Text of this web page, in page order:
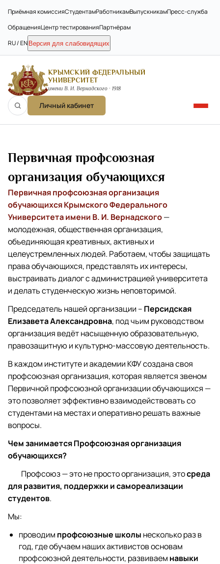
Приёмная комиссияСтудентамРаботникамВыпускникамПресс-служба
ОбращенияЦентр тестированияПартнёрам
RU / EN Версия для слабовидящих
КРЫМСКИЙ ФЕДЕРАЛЬНЫЙ
УНИВЕРСИТЕТ
имени В. И. Вернадского · 1918
Личный кабинет
Первичная профсоюзная
организация обучающихся
Первичная профсоюзная организация
обучающихся Крымского Федерального
Университета имени В. И. Вернадского—
молодежная, общественная организация,
объединяющая креативных, активных и
целеустремленных людей. Работаем, чтобы защищать
права обучающихся, представлять их интересы,
выстраивать диалог с администрацией университета
и делать студенческую жизнь неповторимой.
Председатель нашей организации – Персидская
Елизавета Александровна, под чьим руководством
организация ведёт насыщенную образовательную,
правозащитную и культурно-массовую деятельность.
В каждом институте и академии КФУ создана своя
профсоюзная организация, которая является звеном
Первичной профсоюзной организации обучающихся —
это позволяет эффективно взаимодействовать со
студентами на местах и оперативно решать важные
вопросы.
Чем занимается Профсоюзная организация
обучающихся?
Профсоюз — это не просто организация, этосреда
для развития, поддержки и самореализации
студентов.
Мы:
проводим профсоюзные школы несколько раз в
год, где обучаем наших активистов основам
профсоюзной деятельности, развиваем навыки